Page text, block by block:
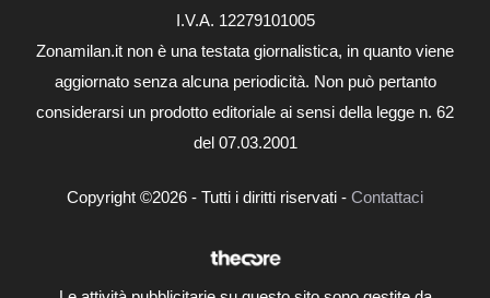
I.V.A. 12279101005
Zonamilan.it non è una testata giornalistica, in quanto viene
aggiornato senza alcuna periodicità. Non può pertanto
considerarsi un prodotto editoriale ai sensi della legge n. 62
del 07.03.2001
Copyright ©2026 - Tutti i diritti riservati - Contattaci